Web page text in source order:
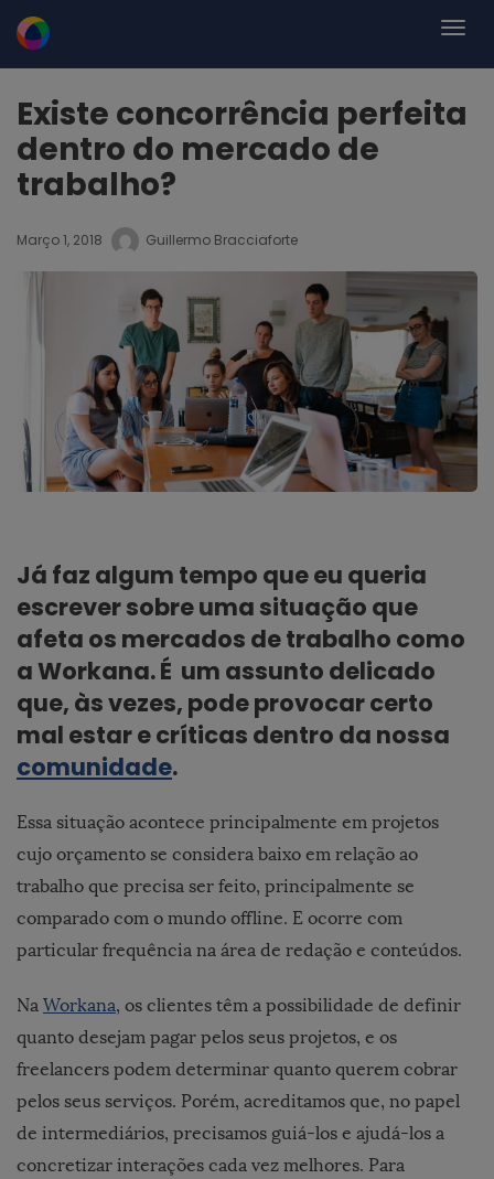
Existe concorrência perfeita
dentro do mercado de
trabalho?
Março 1, 2018 Guillermo Bracciaforte
Já faz algum tempo que eu queria
escrever sobre uma situação que
afeta os mercados de trabalho como
a Workana. É um assunto delicado
que, às vezes, pode provocar certo
mal estar e críticas dentro da nossa
comunidade.
Essa situação acontece principalmente em projetos
cujo orçamento se considera baixo em relação ao
trabalho que precisa ser feito, principalmente se
comparado com o mundo offline. E ocorre com
particular frequência na área de redação e conteúdos.
Na Workana, os clientes têm a possibilidade de definir
quanto desejam pagar pelos seus projetos, e os
freelancers podem determinar quanto querem cobrar
pelos seus serviços. Porém, acreditamos que, no papel
de intermediários, precisamos guiá-los e ajudá-los a
concretizar interações cada vez melhores. Para